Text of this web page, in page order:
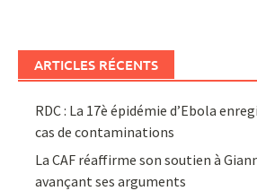
ARTICLES RÉCENTS
RDC : La 17è épidémie d’Ebola
cas de contaminations
La CAF réaffirme son soutien à
avançant ses arguments